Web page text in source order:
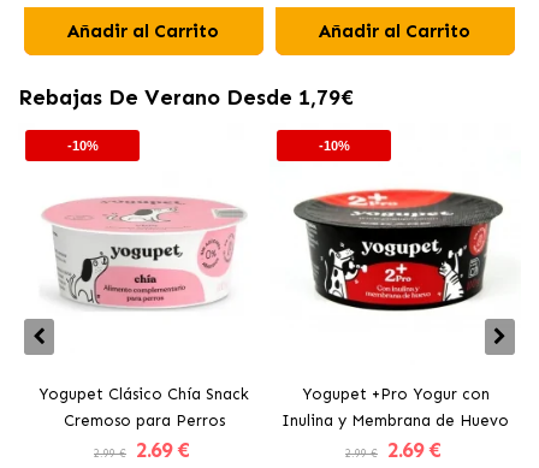
Añadir al Carrito Añadir al Carrito
Rebajas De Verano Desde 1,79€
-10%
Yogupet Clásico Chía Snack
Cremoso para Perros
2.99 € 2.69 €
-10%
Yogupet +Pro Yogur con
Inulina y Membrana de Huevo
para Perros y Gatos
2.99 € 2.69 €